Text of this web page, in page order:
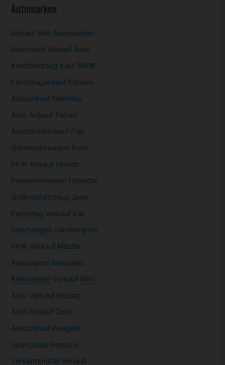
Automarken
Ankauf aller Automarken
Automobil Ankauf Audi
Kraftfahrzeug Kauf BMW
Fahrzeugankauf Citroen
Autoankauf Daihatsu
Auto Ankauf Ferrari
Automobilankauf Fiat
Gebrauchtwagen Ford
PKW Ankauf Honda
Personenwagen Hyundai
Geländefahrzeug Jeep
Fahrzeug Verkauf Kia
Sportwagen Lamborghini
PKW Verkauf Mazda
Autoexport Mercedes
Kleinwagen Verkauf Mini
Auto Verkauf Nissan
Auto Ankauf Opel
Autoankauf Peugeot
Sportautos Porsche
Verkehrsmittel Renault